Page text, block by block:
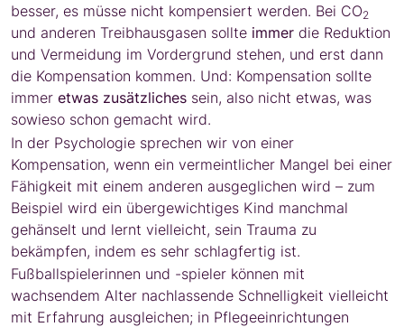
besser, es müsse nicht kompensiert werden. Bei CO2
und anderen Treibhausgasen sollte immer die Reduktion
und Vermeidung im Vordergrund stehen, und erst dann
die Kompensation kommen. Und: Kompensation sollte
immer etwas zusätzliches sein, also nicht etwas, was
sowieso schon gemacht wird.
In der Psychologie sprechen wir von einer
Kompensation, wenn ein vermeintlicher Mangel bei einer
Fähigkeit mit einem anderen ausgeglichen wird – zum
Beispiel wird ein übergewichtiges Kind manchmal
gehänselt und lernt vielleicht, sein Trauma zu
bekämpfen, indem es sehr schlagfertig ist.
Fußballspielerinnen und -spieler können mit
wachsendem Alter nachlassende Schnelligkeit vielleicht
mit Erfahrung ausgleichen; in Pflegeeinrichtungen